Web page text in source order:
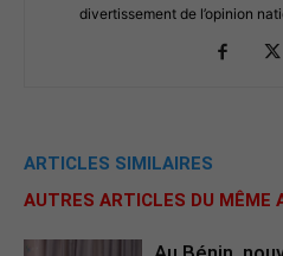
divertissement de l’opinion
ARTICLES SIMILAIRES
AUTRES ARTICLES DU MÊME